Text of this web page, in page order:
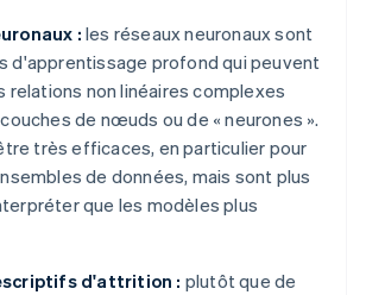
: les réseaux neuronaux sont
d'apprentissage profond qui peuvent
relations non linéaires complexes
de nœuds ou de « neurones ».
très efficaces, en particulier pour
de données, mais sont plus
que les modèles plus
d'attrition : plutôt que de